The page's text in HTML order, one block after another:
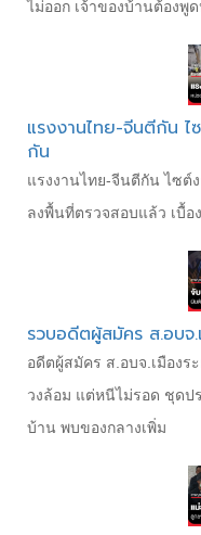
ไม่ออก เจ้าของบ้านต้องพู
แรงงานไทย-จีนตีกัน ไ
กัน
แรงงานไทย-จีนตีกัน ไซต์
ลงพื้นที่ตรวจสอบแล้ว เบื้
รวบอดีตผู้สมัคร ส.อบจ.
อดีตผู้สมัคร ส.อบจ.เมืองร
วงล้อม แต่หนีไม่รอด ชุดป
บ้าน พบของกลางเพิ่ม